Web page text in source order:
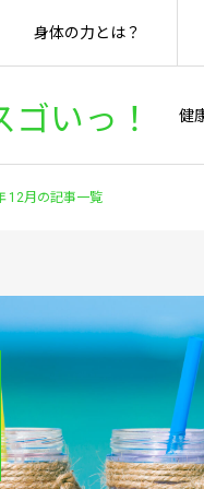
いっ！ 健
身体の力とは？
12月の記事一覧